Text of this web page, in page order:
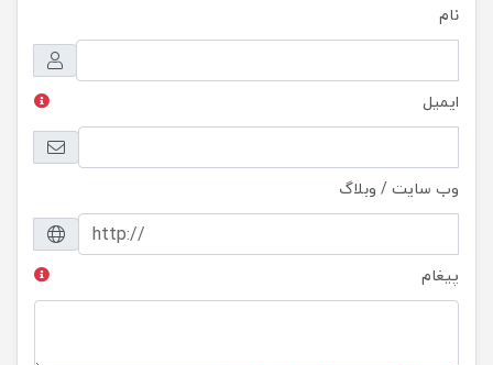
نام
ایمیل
وب سایت / وبلاگ
پیغام